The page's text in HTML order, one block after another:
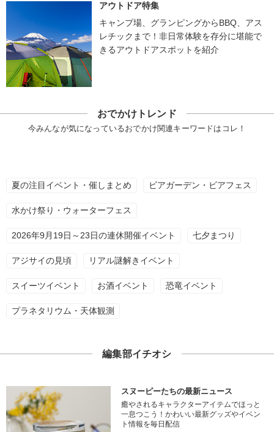
アウトドア特集
キャンプ場、グランピングからBBQ、アス
レチックまで！非日常体験を存分に堪能で
きるアウトドアスポットを紹介
おでかけトレンド
今みんなが気になっているおでかけ関連キーワードはコレ！
夏の注目イベント・催しまとめ ビアガーデン・ビアフェス
水かけ祭り・ウォーターフェス
2026年9月19日～23日の連休開催イベント 七夕まつり
アジサイの見頃 リアル謎解きイベント
スイーツイベント お酒イベント 恐竜イベント
プラネタリウム・天体観測
編集部イチオシ
スヌーピーたちの最新ニュース
癒やされるキャラクターアイテムでほっと
一息つこう！かわいい最新グッズやイベン
ト情報を毎日配信